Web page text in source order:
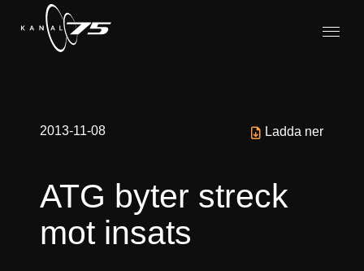
2013-11-08 Ladda ner
ATG byter streck
mot insats